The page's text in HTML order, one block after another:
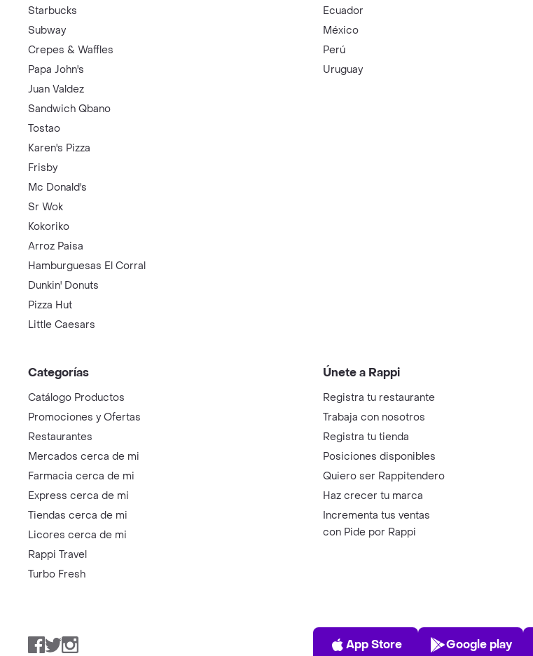
Starbucks
Subway
Crepes & Waffles
Papa John's
Juan Valdez
Sandwich Qbano
Tostao
Karen's Pizza
Frisby
Mc Donald's
Sr Wok
Kokoriko
Arroz Paisa
Hamburguesas El Corral
Dunkin' Donuts
Pizza Hut
Little Caesars
Ecuador
México
Perú
Uruguay
Categorías
Catálogo Productos
Promociones y Ofertas
Restaurantes
Mercados cerca de mi
Farmacia cerca de mi
Express cerca de mi
Tiendas cerca de mi
Licores cerca de mi
Rappi Travel
Turbo Fresh
Únete a Rappi
Registra tu restaurante
Trabaja con nosotros
Registra tu tienda
Posiciones disponibles
Quiero ser Rappitendero
Haz crecer tu marca
Incrementa tus ventas
con Pide por Rappi
Facebook
TwitterInstagram
App Store
App Store
Play Store
Google play